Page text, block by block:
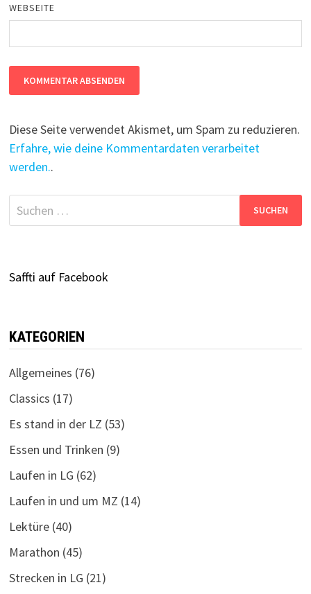
WEBSEITE
Diese Seite verwendet Akismet, um Spam zu reduzieren.
Erfahre, wie deine Kommentardaten verarbeitet
werden..
Suchen
nach:
Saffti auf Facebook
KATEGORIEN
Allgemeines (76)
Classics (17)
Es stand in der LZ (53)
Essen und Trinken (9)
Laufen in LG (62)
Laufen in und um MZ (14)
Lektüre(40)
Marathon (45)
Strecken in LG (21)